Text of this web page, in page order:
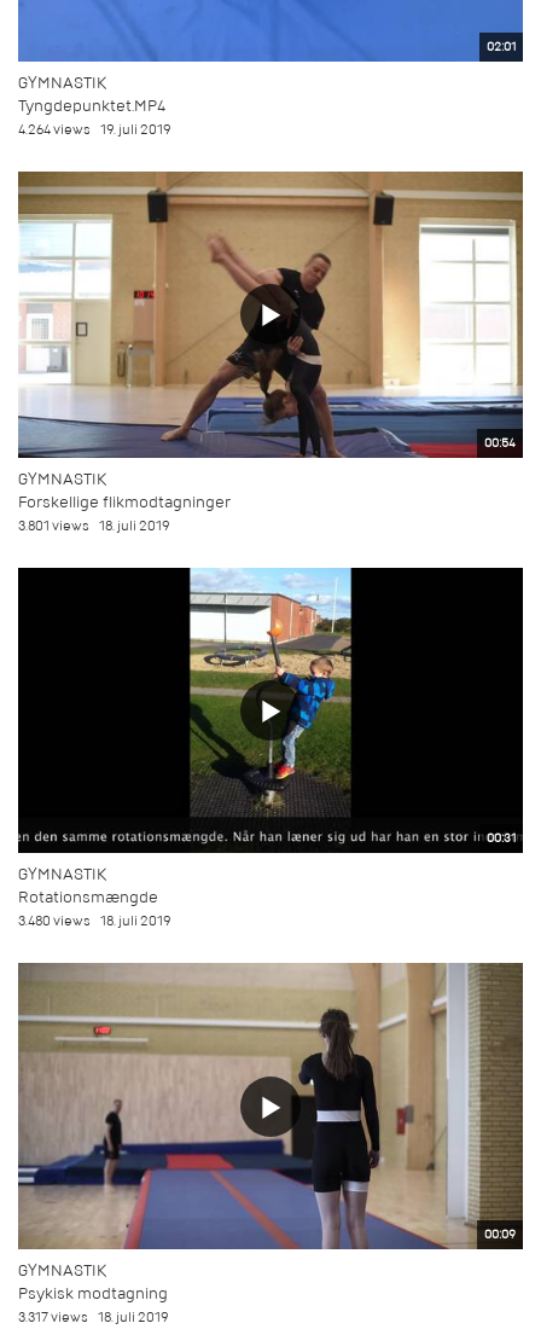
02:01
GYMNASTIK
Tyngdepunktet.MP4
4.264 views 19. juli 2019
00:54
GYMNASTIK
Forskellige flikmodtagninger
3.801 views 18. juli 2019
00:31
GYMNASTIK
Rotationsmængde
3.480 views 18. juli 2019
00:09
GYMNASTIK
Psykisk modtagning
3.317 views 18. juli 2019